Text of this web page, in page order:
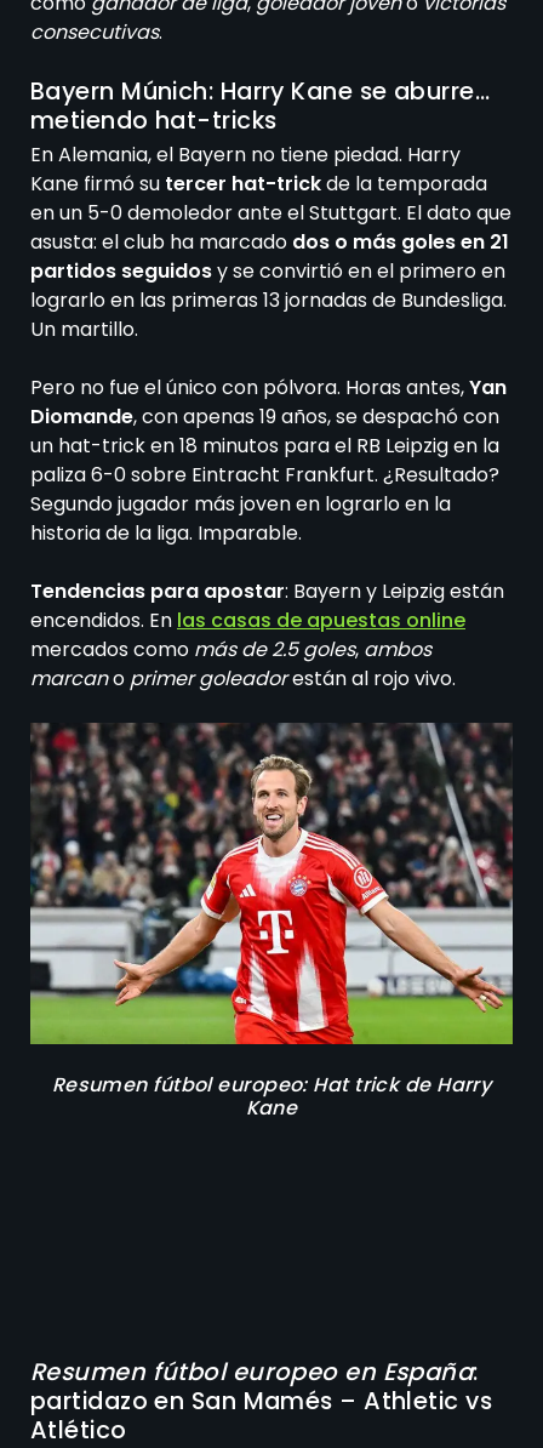
consecutivas.
Bayern Múnich: Harry Kane se aburre…
metiendo hat-tricks
En Alemania, el Bayern no tiene piedad. Harry
Kane firmó su tercer hat-trickde la temporada
en un 5-0 demoledor ante el Stuttgart. El dato que
asusta: el club ha marcado dos o más goles en 21
partidos seguidosy se convirtió en el primero en
lograrlo en las primeras 13 jornadas de Bundesliga.
Un martillo.
Pero no fue el único con pólvora. Horas antes,Yan
Diomande, con apenas 19 años, se despachó con
un hat-trick en 18 minutos para el RB Leipzig en la
paliza 6-0 sobre Eintracht Frankfurt. ¿Resultado?
Segundo jugador más joven en lograrlo en la
historia de la liga. Imparable.
Tendencias para apostar: Bayern y Leipzig están
encendidos. En las casas de apuestas online
mercados como más de 2.5 goles, ambos
marcano primer goleadorestán al rojo vivo.
Resumen fútbol europeo: Hat trick de Harry
Kane
Resumen fútbol europeo en España:
partidazo en San Mamés – Athletic vs
Atlético